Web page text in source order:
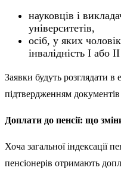
науковців і
університетів,
осіб, у яких
інвалідність I або
Заявки будуть розглядати
підтвердженням документів
Доплати до пенсії: що
Хоча загальної індексації
пенсіонерів отримають